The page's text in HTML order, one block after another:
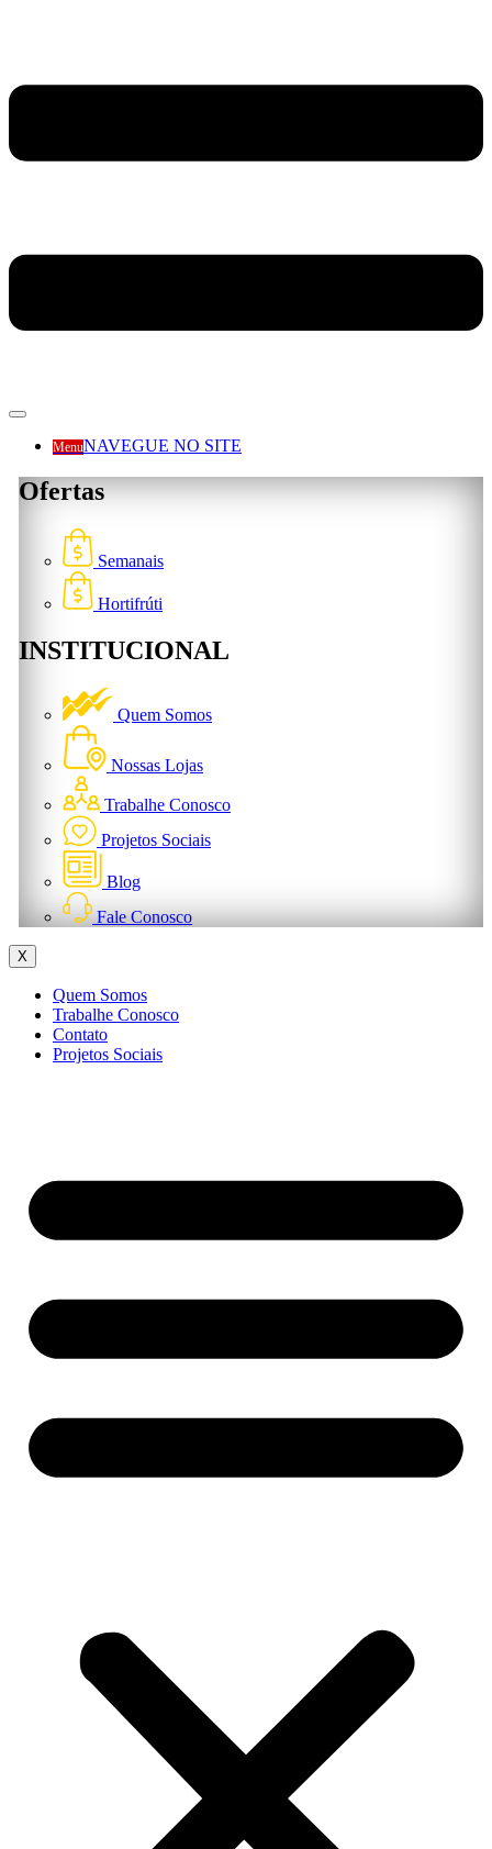
MenuNAVEGUE NO SITE
Ofertas
Semanais
Hortifrúti
INSTITUCIONAL
Quem Somos
Nossas Lojas
Trabalhe Conosco
Projetos Sociais
Blog
Fale Conosco
X
Quem Somos
Trabalhe Conosco
Contato
Projetos Sociais